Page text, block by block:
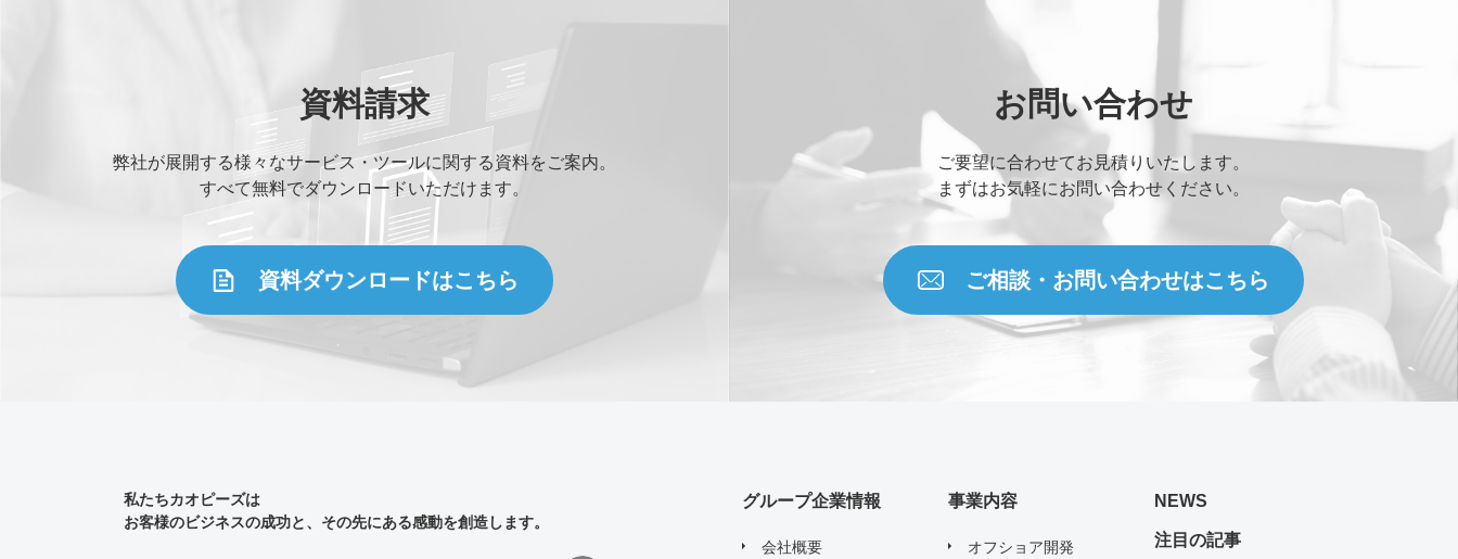
添付ファイル (合計10MBまでの添付ファイルが送信できます。)
Drag and drop files here or Browse Files
Upload upto5 Files. Max File Size:2 MB
必須項目に入力してください。
資料請求
弊社が展開する様々なサービス・ツールに関する資料をご案内。
すべて無料でダウンロードいただけます。
資料ダウンロードはこちら
お問い合わせ
ご要望に合わせてお見積りいたします。
まずはお気軽にお問い合わせください。
ご相談・お問い合わせはこちら
私たちカオピーズは
お客様のビジネスの成功と、その先にある感動を創造します。
グループ企業情報
会社概要
事業内容
オフショア開発
NEWS
注目の記事